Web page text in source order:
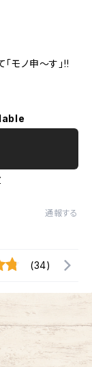
モノ申～す」!!
通報する
(34)